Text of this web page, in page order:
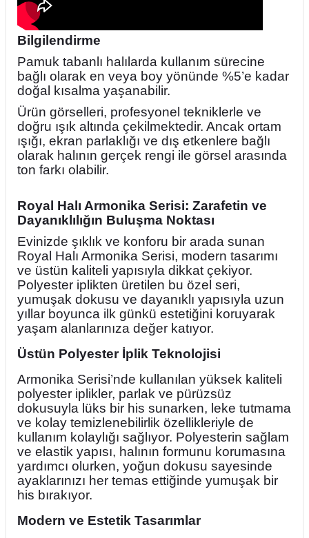
Bilgilendirme
Pamuk tabanlı halılarda kullanım sürecine
bağlı olarak en veya boy yönünde %5’e kadar
doğal kısalma yaşanabilir.
Ürün görselleri, profesyonel tekniklerle ve
doğru ışık altında çekilmektedir. Ancak ortam
ışığı, ekran parlaklığı ve dış etkenlere bağlı
olarak halının gerçek rengi ile görsel arasında
ton farkı olabilir.
Royal Halı Armonika Serisi: Zarafetin ve
Dayanıklılığın Buluşma Noktası
Evinizde şıklık ve konforu bir arada sunan
Royal Halı Armonika Serisi, modern tasarımı
ve üstün kaliteli yapısıyla dikkat çekiyor.
Polyester iplikten üretilen bu özel seri,
yumuşak dokusu ve dayanıklı yapısıyla uzun
yıllar boyunca ilk günkü estetiğini koruyarak
yaşam alanlarınıza değer katıyor.
Üstün Polyester İplik Teknolojisi
Armonika Serisi’nde kullanılan yüksek kaliteli
polyester iplikler, parlak ve pürüzsüz
dokusuyla lüks bir his sunarken, leke tutmama
ve kolay temizlenebilirlik özellikleriyle de
kullanım kolaylığı sağlıyor. Polyesterin sağlam
ve elastik yapısı, halının formunu korumasına
yardımcı olurken, yoğun dokusu sayesinde
ayaklarınızı her temas ettiğinde yumuşak bir
his bırakıyor.
Modern ve Estetik Tasarımlar